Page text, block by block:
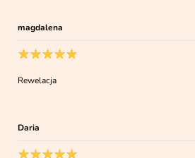
magdalena
Rewelacja
Daria